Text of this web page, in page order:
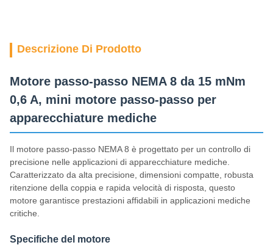
Descrizione Di Prodotto
Motore passo-passo NEMA 8 da 15 mNm
0,6 A, mini motore passo-passo per
apparecchiature mediche
Il motore passo-passo NEMA 8 è progettato per un controllo di
precisione nelle applicazioni di apparecchiature mediche.
Caratterizzato da alta precisione, dimensioni compatte, robusta
ritenzione della coppia e rapida velocità di risposta, questo
motore garantisce prestazioni affidabili in applicazioni mediche
critiche.
Specifiche del motore